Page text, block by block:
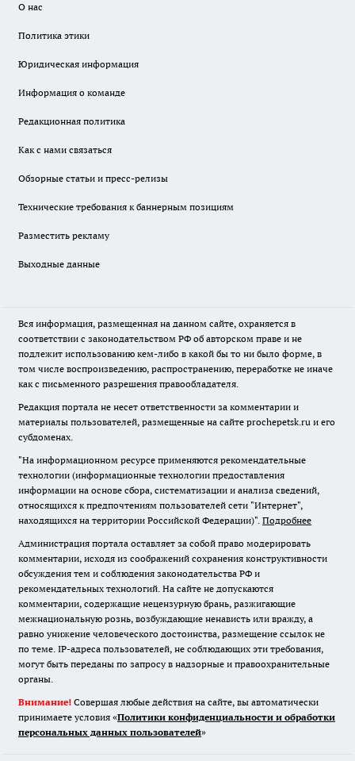
О нас
Политика этики
Юридическая информация
Информация о команде
Редакционная политика
Как с нами связаться
Обзорные статьи и пресс-релизы
Технические требования к баннерным позициям
Разместить рекламу
Выходные данные
Вся информация, размещенная на данном сайте, охраняется в
соответствии с законодательством РФ об авторском праве и не
подлежит использованию кем-либо в какой бы то ни было форме, в
том числе воспроизведению, распространению, переработке не иначе
как с письменного разрешения правообладателя.
Редакция портала не несет ответственности за комментарии и
материалы пользователей, размещенные на сайте prochepetsk.ru и его
субдоменах.
"На информационном ресурсе применяются рекомендательные
технологии (информационные технологии предоставления
информации на основе сбора, систематизации и анализа сведений,
относящихся к предпочтениям пользователей сети "Интернет",
находящихся на территории Российской Федерации)". Подробнее
Администрация портала оставляет за собой право модерировать
комментарии, исходя из соображений сохранения конструктивности
обсуждения тем и соблюдения законодательства РФ и
рекомендательных технологий. На сайте не допускаются
комментарии, содержащие нецензурную брань, разжигающие
межнациональную рознь, возбуждающие ненависть или вражду, а
равно унижение человеческого достоинства, размещение ссылок не
по теме. IP-адреса пользователей, не соблюдающих эти требования,
могут быть переданы по запросу в надзорные и правоохранительные
органы.
Внимание! Совершая любые действия на сайте, вы автоматически
принимаете условия «Политики конфиденциальности и обработки
персональных данных пользователей»